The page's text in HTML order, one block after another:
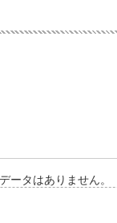
ータはありません。